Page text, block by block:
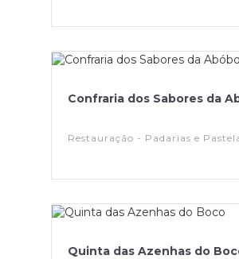
Confraria dos Sabores da
Restauração - Padarias e
Quinta das Azenhas do